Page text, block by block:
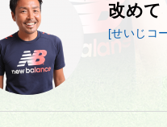
改めて
[せいじコ